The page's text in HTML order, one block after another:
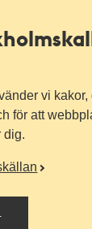
vi kakor,
för att
dig.